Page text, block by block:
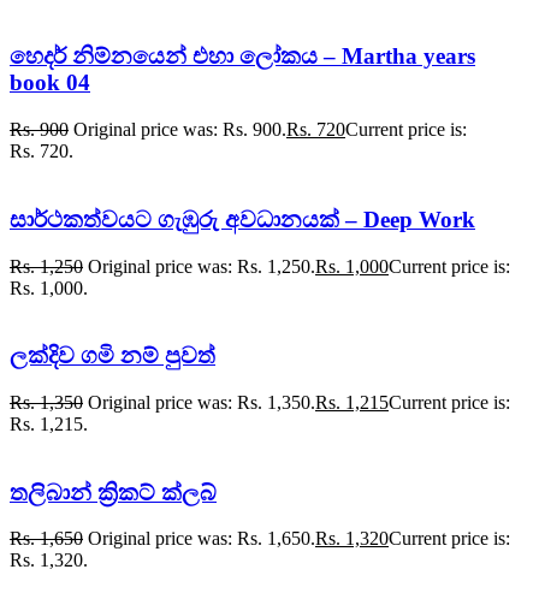
හෙදර් නිම්නයෙන් එහා ලෝකය – Martha years
book 04
Rs.900 Original price was: Rs. 900.Rs. 720Current price is:
Rs. 720.
සාර්ථකත්වයට ගැඹුරු අවධානයක් – Deep Work
Rs.1,250 Original price was: Rs. 1,250.Rs. 1,000Current price is:
Rs. 1,000.
ලක්දිව ගමි නම් පුවත්
Rs.1,350 Original price was: Rs. 1,350.Rs. 1,215Current price is:
Rs. 1,215.
තලිබාන් ක්‍රිකට් ක්ලබ්
Rs.1,650 Original price was: Rs. 1,650.Rs. 1,320Current price is:
Rs. 1,320.